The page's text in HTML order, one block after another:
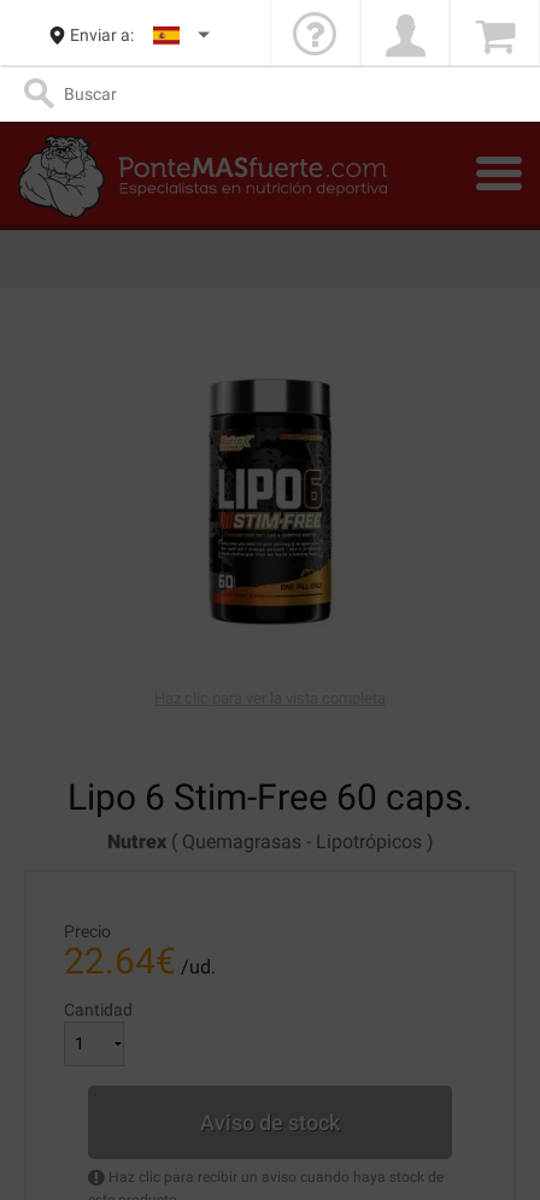
Enviar a:
Lipo 6 Stim-Free 60 caps.
Nutrex( Quemagrasas - Lipotrópicos )
Precio
22.64€ /ud.
Cantidad
Aviso de stock
Haz clic para recibir un aviso cuando haya stock de